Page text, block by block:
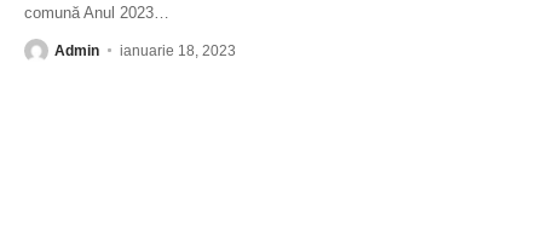
comună Anul 2023
Admin ianuarie 18, 2023